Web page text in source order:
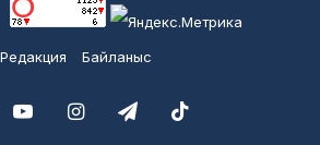
Редакция Байланыс
YouTubeInstagramTelegram